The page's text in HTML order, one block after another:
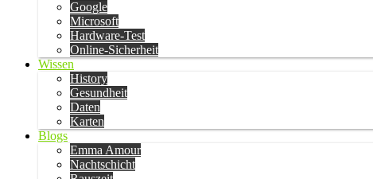
Google
Microsoft
Hardware-Test
Online-Sicherheit
Wissen
History
Gesundheit
Daten
Karten
Blogs
Emma Amour
Nachtschicht